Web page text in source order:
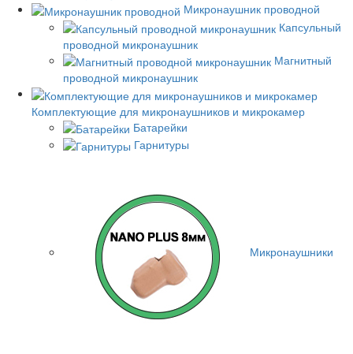
Микронаушник проводной
Капсульный
проводной микронаушник
Магнитный
проводной микронаушник
Комплектующие для микронаушников и микрокамер
Батарейки
Гарнитуры
Микронаушники